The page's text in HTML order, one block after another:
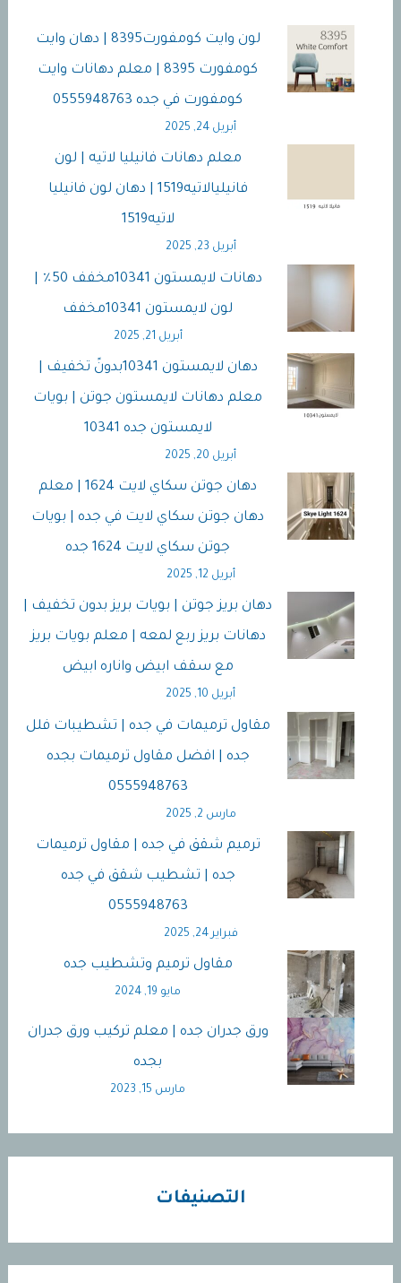
لون وايت كومفورت8395 | دهان وايت
كومفورت 8395 | معلم دهانات وايت
كومفورت في جده 0555948763
أبريل 24, 2025
معلم دهانات فانيليا لاتيه | لون
فانيليالاتيه1519 | دهان لون فانيليا
لاتيه1519
أبريل 23, 2025
دهانات لايمستون 10341مخفف 50٪ |
لون لايمستون 10341مخفف
أبريل 21, 2025
دهان لايمستون 10341بدونً تخفيف |
معلم دهانات لايمستون جوتن | بويات
لايمستون جده 10341
أبريل 20, 2025
دهان جوتن سكاي لايت 1624 | معلم
دهان جوتن سكاي لايت في جده | بويات
جوتن سكاي لايت 1624 جده
أبريل 12, 2025
دهان بريز جوتن | بويات بريز بدون تخفيف |
دهانات بريز ربع لمعه | معلم بويات بريز
مع سقف ابيض واناره ابيض
أبريل 10, 2025
مقاول ترميمات في جده | تشطيبات فلل
جده | افضل مقاول ترميمات بجده
0555948763
مارس 2, 2025
ترميم شقق في جده | مقاول ترميمات
جده | تشطيب شقق في جده
0555948763
فبراير 24, 2025
مقاول ترميم وتشطيب جده
مايو 19, 2024
ورق جدران جده | معلم تركيب ورق جدران
بجده
مارس 15, 2023
التصنيفات